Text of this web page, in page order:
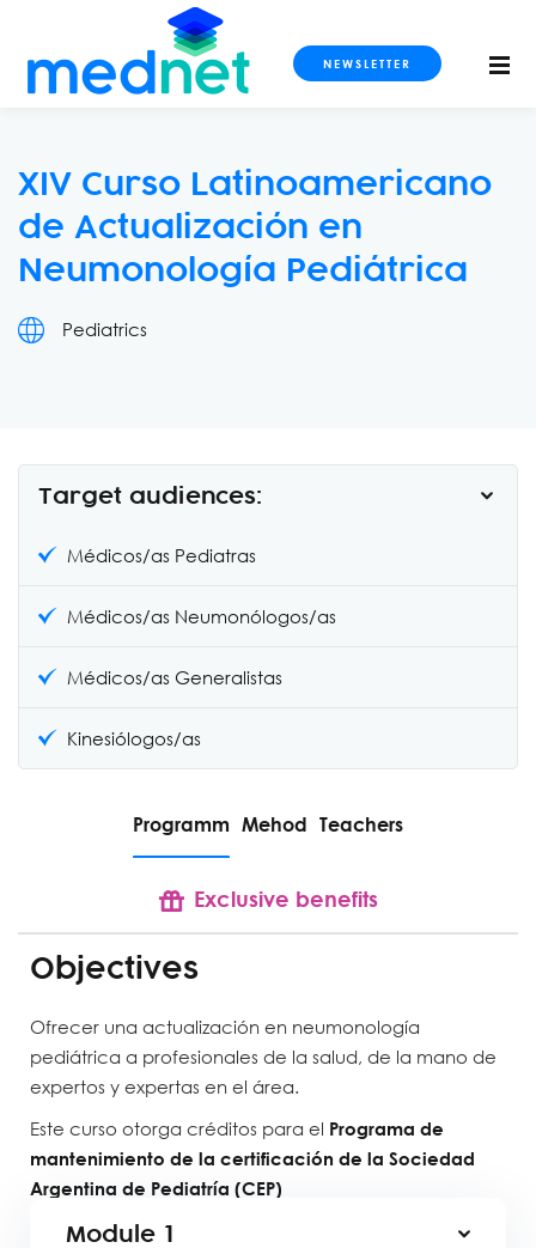
NEWSLETTER
CURSOS
XIV Curso Latinoamericano
de Actualización en
Neumonología Pediátrica
Pediatrics
Target audiences:
Médicos/as Pediatras
Médicos/as Neumonólogos/as
Médicos/as Generalistas
Kinesiólogos/as
Programm Mehod Teachers
Exclusive benefits
Objectives
Ofrecer una actualización en neumonología
pediátrica a profesionales de la salud, de la mano de
expertos y expertas en el área.
Este curso otorga créditos para el Programa de
mantenimiento de la certificación de la Sociedad
Argentina de Pediatría (CEP)
Module 1